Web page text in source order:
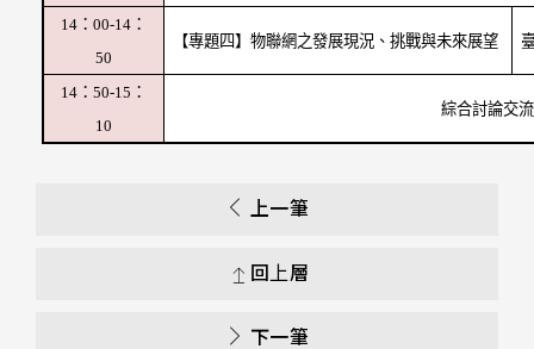
14 ：00-14：
50
【專題四】物聯網之發展現況、挑戰與未來展望
14 ：50-15：
10
綜合討論交流
上一筆
回上層
下一筆